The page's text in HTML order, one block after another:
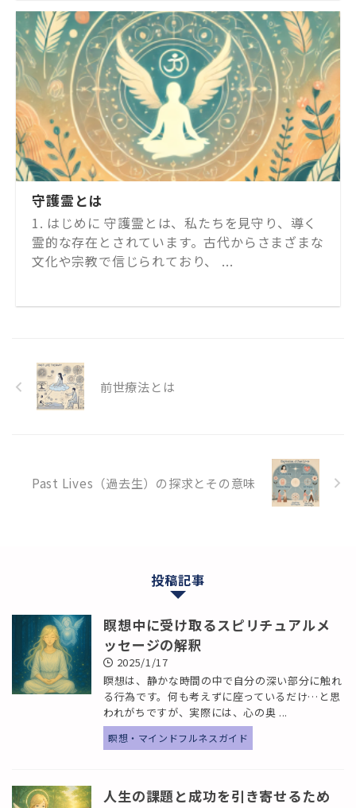
守護霊とは
1. はじめに 守護霊とは、私たちを見守り、導く
霊的な存在とされています。古代からさまざまな
文化や宗教で信じられており、 ...
前世療法とは
Past Lives（過去生）の探求とその意味
投稿記事
瞑想中に受け取るスピリチュアルメ
ッセージの解釈
2025/1/17
瞑想は、静かな時間の中で自分の深い部分に触れ
る行為です。何も考えずに座っているだけ…と思
われがちですが、実際には、心の奥 ...
瞑想・マインドフルネスガイド
人生の課題と成功を引き寄せるため